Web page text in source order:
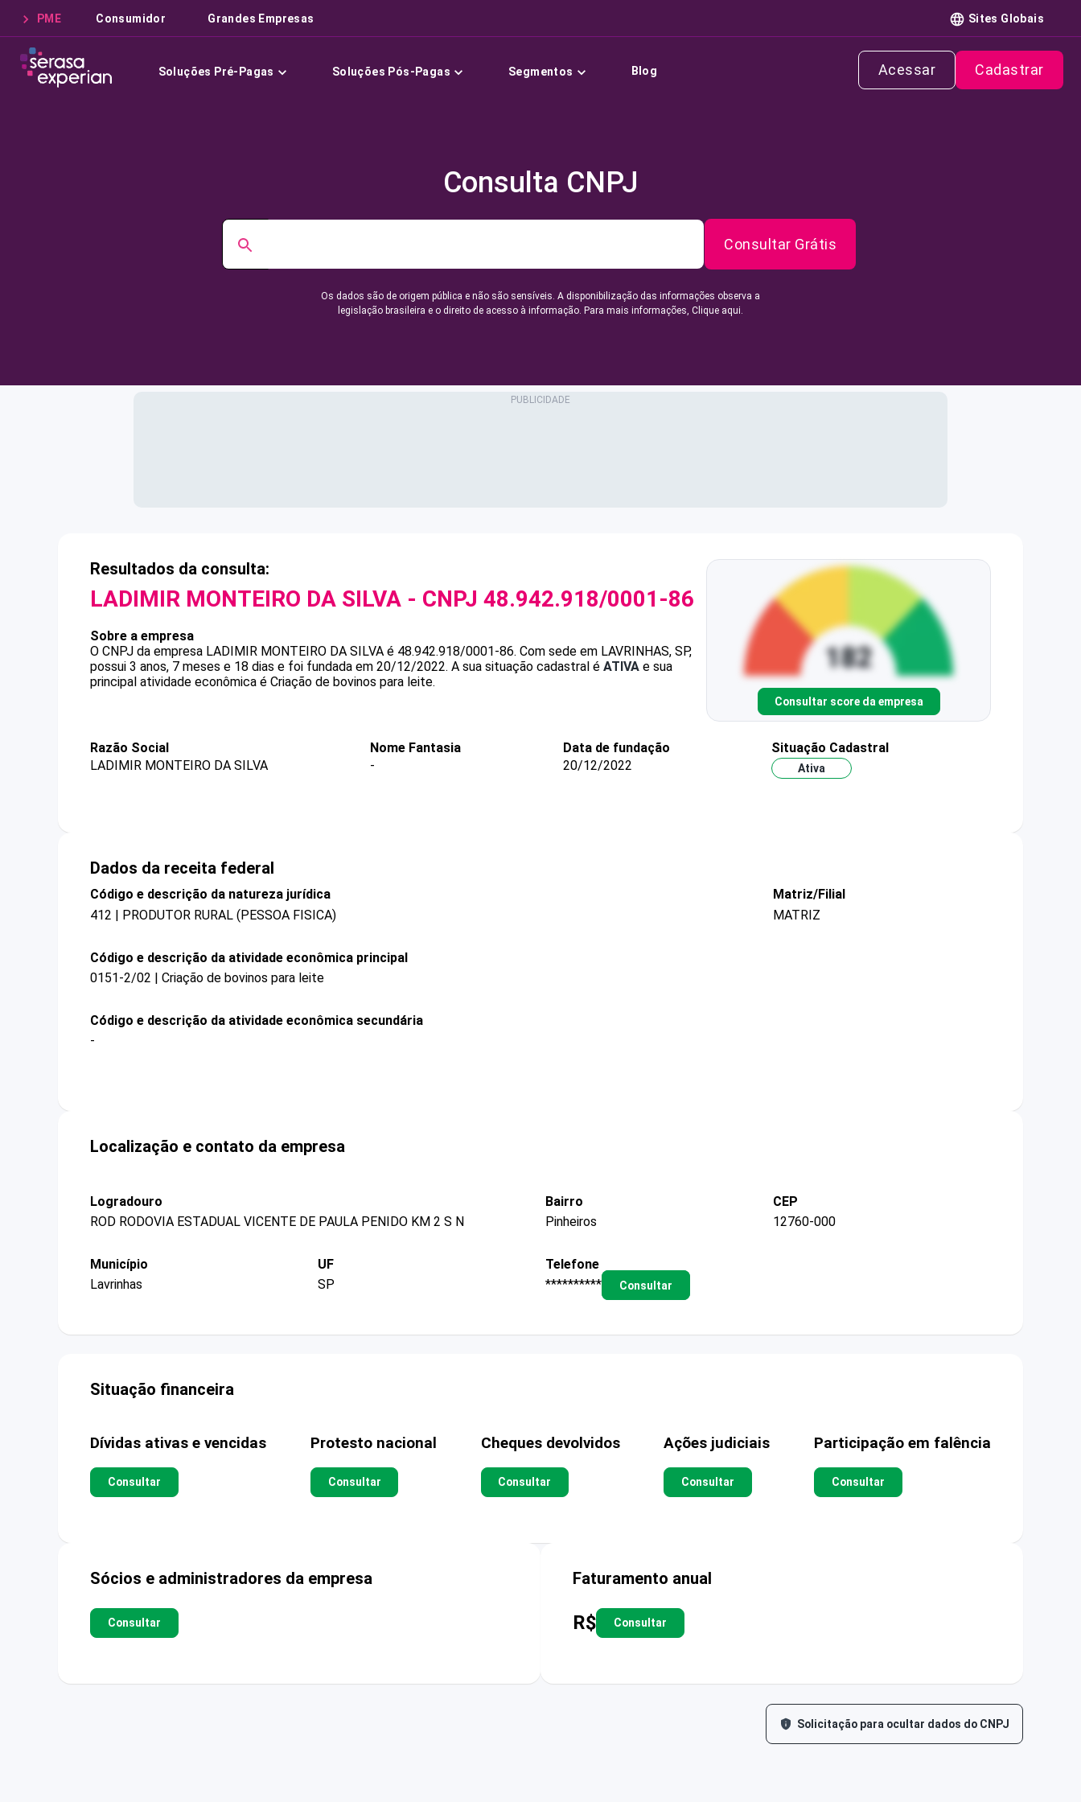
PME Consumidor Grandes Empresas Sites Globais
Soluções Pré-Pagas Soluções Pós-Pagas Segmentos Blog Acessar Cadastrar
Consulta CNPJ
Consultar Grátis
Os dados são de origem pública e não são sensíveis. A disponibilização das informações observa a
legislação brasileira e o direito de acesso à informação. Para mais informações, Clique aqui.
Resultados da consulta:
LADIMIR MONTEIRO DA SILVA - CNPJ 48.942.918/0001-86
Sobre a empresa
O CNPJ da empresa LADIMIR MONTEIRO DA SILVA é 48.942.918/0001-86. Com sede em LAVRINHAS, SP,
possui 3 anos, 7 meses e 18 dias e foi fundada em 20/12/2022. A sua situação cadastral é ATIVA e sua
principal atividade econômica é Criação de bovinos para leite.
Consultar score da empresa
Razão Social
LADIMIR MONTEIRO DA SILVA
Nome Fantasia
-
Data de fundação
20/12/2022
Situação Cadastral
Ativa
Dados da receita federal
Código e descrição da natureza jurídica
412 | PRODUTOR RURAL (PESSOA FISICA)
Matriz/Filial
MATRIZ
Código e descrição da atividade econômica principal
0151-2/02 | Criação de bovinos para leite
Código e descrição da atividade econômica secundária
-
Localização e contato da empresa
Logradouro
ROD RODOVIA ESTADUAL VICENTE DE PAULA PENIDO KM 2 S N
Bairro
Pinheiros
CEP
12760-000
Município
Lavrinhas
UF
SP
Telefone
**********
Consultar
Situação financeira
Dívidas ativas e vencidas
Consultar
Protesto nacional
Consultar
Cheques devolvidos
Consultar
Ações judiciais
Consultar
Participação em falência
Consultar
Sócios e administradores da empresa
Consultar
Faturamento anual
R$ Consultar
Solicitação para ocultar dados do CNPJ